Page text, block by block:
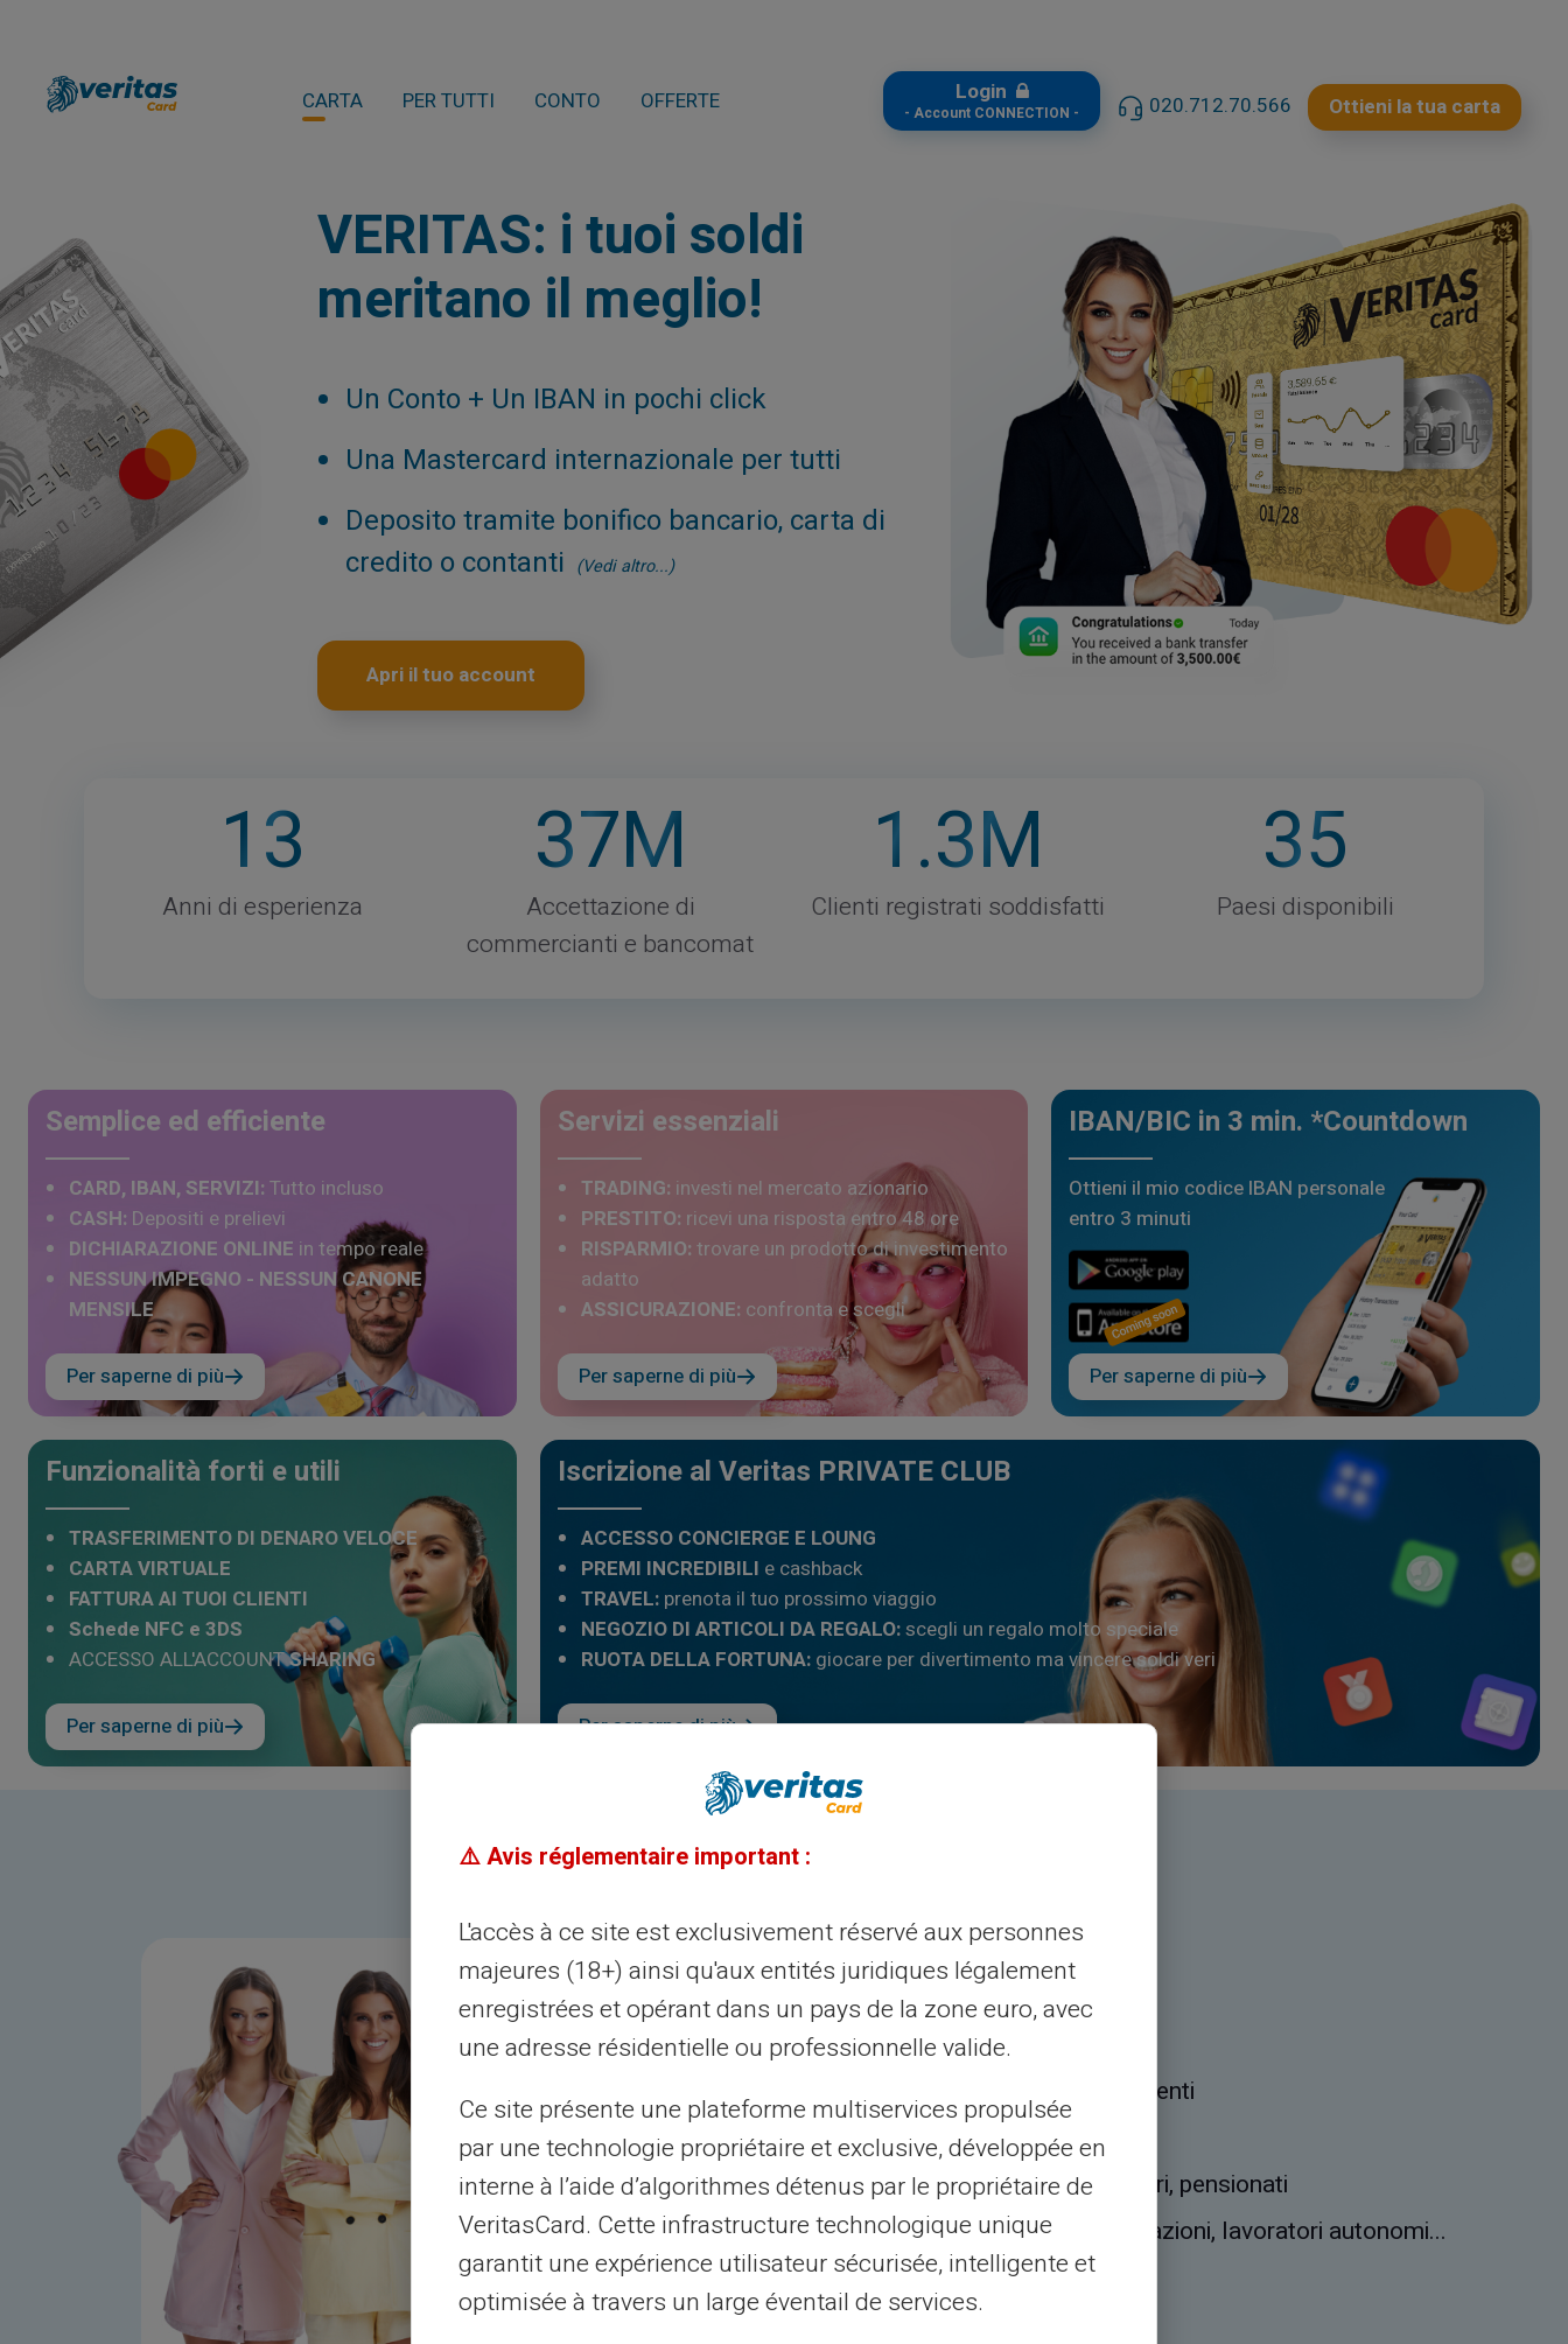
CARTA PER TUTTI CONTO OFFERTE Login
- Account CONNECTION - 020.712.70.566 Ottieni la tua carta
VERITAS: i tuoi soldi
meritano il meglio!
Un Conto + Un IBAN in pochi click
Una Mastercard internazionale per tutti
Deposito tramite bonifico bancario, carta di
credito o contanti (Vedi altro...)
Apri il tuo account
13
Anni di esperienza
37M
Accettazione di
commercianti e bancomat
1.3M
Clienti registrati soddisfatti
35
Paesi disponibili
Semplice ed efficiente
CARD, IBAN, SERVIZI: Tutto incluso
CASH: Depositi e prelievi
DICHIARAZIONE ONLINE in tempo reale
NESSUN IMPEGNO - NESSUN CANONE
MENSILE
Per saperne di più
Servizi essenziali
TRADING: investi nel mercato azionario
PRESTITO: ricevi una risposta entro 48 ore
RISPARMIO: trovare un prodotto di investimento
adatto
ASSICURAZIONE: confronta e scegli
Per saperne di più
IBAN/BIC in 3 min. *Countdown
Ottieni il mio codice IBAN personale
entro 3 minuti
Per saperne di più
Funzionalità forti e utili
TRASFERIMENTO DI DENARO VELOCE
CARTA VIRTUALE
FATTURA AI TUOI CLIENTI
Schede NFC e 3DS
ACCESSO ALL'ACCOUNTSHARING
Per saperne di più
Iscrizione al Veritas PRIVATE CLUB
ACCESSO CONCIERGE E LOUNG
PREMI INCREDIBILI e cashback
TRAVEL:prenota il tuo prossimo viaggio
NEGOZIO DI ARTICOLI DA REGALO:scegli un regalo molto speciale
RUOTA DELLA FORTUNA:giocare per divertimento ma vincere soldi veri
Per saperne di più
privati e aziende
Dipendenti, professionisti, studenti
Disoccupati, turisti
Giovani lavoratori, divieti bancari, pensionati
Aziende, PMI, start-up, associazioni, lavoratori autonomi...
Con o senza conto bancario
⚠️ Avis réglementaire important :
L'accès à ce site est exclusivement réservé aux personnes
majeures (18+) ainsi qu'aux entités juridiques légalement
enregistrées et opérant dans un pays de la zone euro, avec
une adresse résidentielle ou professionnelle valide.
Ce site présente une plateforme multiservices propulsée
par une technologie propriétaire et exclusive, développée en
interne à l’aide d’algorithmes détenus par le propriétaire de
VeritasCard. Cette infrastructure technologique unique
garantit une expérience utilisateur sécurisée, intelligente et
optimisée à travers un large éventail de services.